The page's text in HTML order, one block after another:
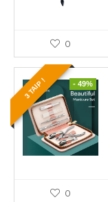
0
3 TAIP ! - 49%
0